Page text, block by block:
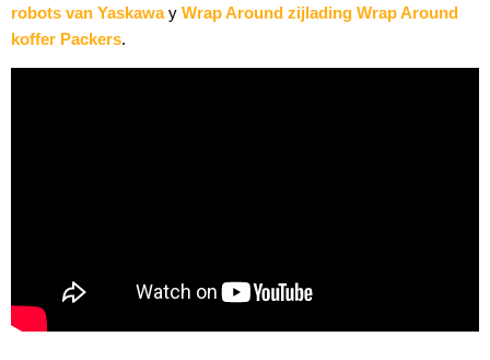
robots van Yaskaway Wrap Around zijlading Wrap Around
koffer Packers.